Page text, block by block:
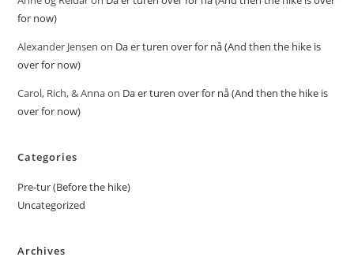
for now)
Alexander Jensen on Da er turen over for nå (And then the hike is
over for now)
Carol, Rich, & Annaon Da er turen over for nå (And then the hike is
over for now)
Categories
Pre-tur (Before the hike)
Uncategorized
Archives